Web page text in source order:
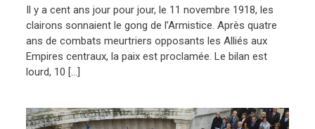
Il y a cent ans jour pour jour, le 11 novembre 1918, les
clairons sonnaient le gong de l’Armistice. Après quatre
ans de combats meurtriers opposants les Alliés aux
Empires centraux, la paix est proclamée. Le bilan est
lourd, 10 […]